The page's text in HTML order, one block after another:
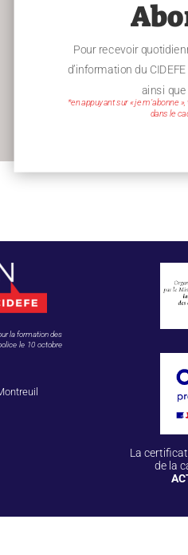
Pour recevoir
d’information du
ainsi que
*en appuyant sur « je m’abonne
dans le
la formation des
le 10 octobre
La
de la